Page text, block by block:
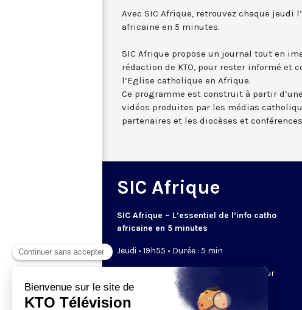
Avec SIC Afrique, retrouvez chaque jeudi
africaine en 5 minutes.
SIC Afrique propose un journal tout en
rédaction de KTO, pour rester informé et
l’Eglise catholique en Afrique.
Ce programme est construit à partir
vidéos produites par les médias
partenaires et les diocèses et
SIC Afrique
SIC Afrique – L’essentiel de l’info catho
africaine en 5 minutes
Jeudi • 19h55 • Durée : 5 min
Nouveau programme hebdomadaire sur
l'actualité catholique en Afrique
francophone.